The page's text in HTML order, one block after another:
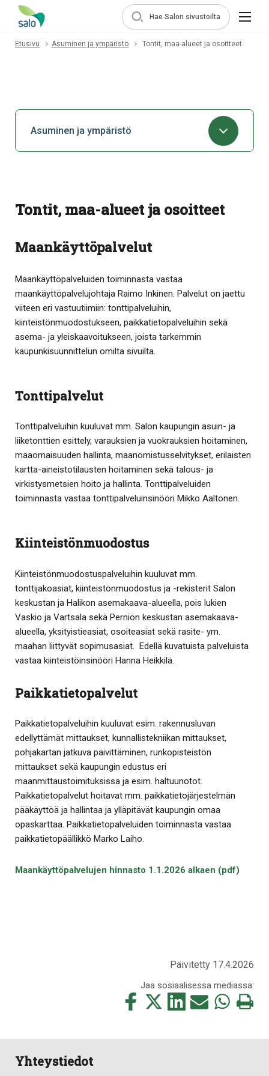
Hae Salon sivustoilta
Etusivu Asuminen ja ympäristö Tontit, maa-alueet ja osoitteet
Asuminen ja ympäristö
Tontit, maa-alueet ja osoitteet
Maankäyttöpalvelut
Maankäyttöpalveluiden toiminnasta vastaa
maankäyttöpalvelujohtaja Raimo Inkinen. Palvelut on jaettu
viiteen eri vastuutiimiin: tonttipalveluihin,
kiinteistönmuodostukseen, paikkatietopalveluihin sekä
asema- ja yleiskaavoitukseen, joista tarkemmin
kaupunkisuunnittelun omilta sivuilta.
Tonttipalvelut
Tonttipalveluihin kuuluvat mm. Salon kaupungin asuin- ja
liiketonttien esittely, varauksien ja vuokrauksien hoitaminen,
maaomaisuuden hallinta, maanomistusselvitykset, erilaisten
kartta-aineistotilausten hoitaminen sekä talous- ja
virkistysmetsien hoito ja hallinta. Tonttipalveluiden
toiminnasta vastaa tonttipalveluinsinööri Mikko Aaltonen.
Kiinteistönmuodostus
Kiinteistönmuodostuspalveluihin kuuluvat mm.
tonttijakoasiat, kiinteistönmuodostus ja -rekisterit Salon
keskustan ja Halikon asemakaava-alueella, pois lukien
Vaskio ja Vartsala sekä Perniön keskustan asemakaava-
alueella, yksityistieasiat, osoiteasiat sekä rasite- ym.
maahan liittyvät sopimusasiat. Edellä kuvatuista palveluista
vastaa kiinteistöinsinööri Hanna Heikkilä.
Paikkatietopalvelut
Paikkatietopalveluihin kuuluvat esim. rakennusluvan
edellyttämät mittaukset, kunnallistekniikan mittaukset,
pohjakartan jatkuva päivittäminen, runkopisteistön
mittaukset sekä kaupungin edustus eri
maanmittaustoimituksissa ja esim. haltuunotot.
Paikkatietopalvelut hoitavat mm. paikkatietojärjestelmän
pääkäyttöä ja hallintaa ja ylläpitävät kaupungin omaa
opaskarttaa. Paikkatietopalveluiden toiminnasta vastaa
paikkatietopäällikkö Marko Laiho.
Maankäyttöpalvelujen hinnasto 1.1.2026 alkaen (pdf)
Päivitetty 17.4.2026
Jaa sosiaalisessa mediassa:
Jaa
tämä
Jaa
Jaa
tämä
Jaa
Jaa
Tulosta
Yhteystiedot